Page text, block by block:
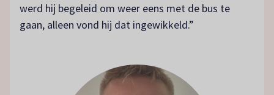
werd hij begeleid om weer eens met de bus te
gaan, alleen vond hij dat ingewikkeld.”